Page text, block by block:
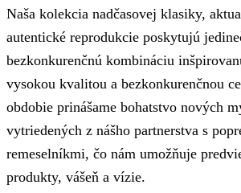
Naša kolekcia nadčasovej klasiky,
autentické reprodukcie poskytujú
bezkonkurenčnú kombináciu
vysokou kvalitou a bezkonkurenčnou
obdobie prinášame bohatstvo nových
vytriedených z nášho partnerstva s
remeselníkmi, čo nám umožňuje
produkty, vášeň a vízie.